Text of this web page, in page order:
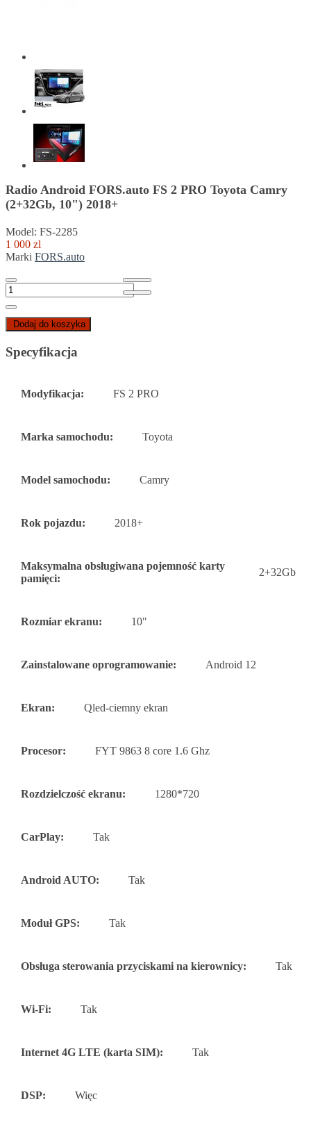
Radio Android FORS.auto FS 2 PRO Toyota Camry
(2+32Gb, 10") 2018+
Model: FS-2285
1 000 zl
Marki FORS.auto
Dodaj do koszyka
Specyfikacja
Modyfikacja: FS 2 PRO
Marka samochodu: Toyota
Model samochodu: Camry
Rok pojazdu: 2018+
Maksymalna obsługiwana pojemność karty
pamięci:
2+32Gb
Rozmiar ekranu: 10"
Zainstalowane oprogramowanie: Android 12
Ekran: Qled-ciemny ekran
Procesor: FYT 9863 8 core 1.6 Ghz
Rozdzielczość ekranu: 1280*720
CarPlay: Tak
Android AUTO: Tak
Moduł GPS: Tak
Obsługa sterowania przyciskami na kierownicy: Tak
Wi-Fi: Tak
Internet 4G LTE (karta SIM): Tak
DSP: Więc